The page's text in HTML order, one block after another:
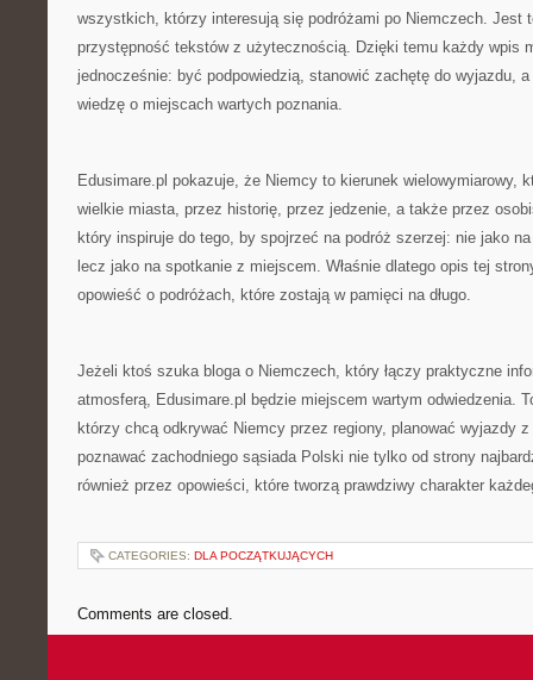
wszystkich, którzy interesują się podróżami po Niemczech. Jest
przystępność tekstów z użytecznością. Dzięki temu każdy wpis
jednocześnie: być podpowiedzią, stanowić zachętę do wyjazdu,
wiedzę o miejscach wartych poznania.
Edusimare.pl pokazuje, że Niemcy to kierunek wielowymiarowy,
wielkie miasta, przez historię, przez jedzenie, a także przez
który inspiruje do tego, by spojrzeć na podróż szerzej: nie jako
lecz jako na spotkanie z miejscem. Właśnie dlatego opis tej
opowieść o podróżach, które zostają w pamięci na długo.
Jeżeli ktoś szuka bloga o Niemczech, który łączy praktyczne
atmosferą, Edusimare.pl będzie miejscem wartym odwiedzenia.
którzy chcą odkrywać Niemcy przez regiony, planować wyjazdy
poznawać zachodniego sąsiada Polski nie tylko od strony
również przez opowieści, które tworzą prawdziwy charakter
CATEGORIES: DLA POCZĄTKUJĄCYCH
Comments are closed.